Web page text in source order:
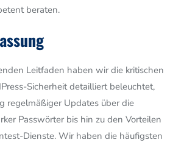
beraten.
Leitfaden haben wir die kritischen
Sicherheit detailliert beleuchtet,
regelmäßiger Updates über die
Passwörter bis hin zu den Vorteilen
Dienste. Wir haben die häufigsten